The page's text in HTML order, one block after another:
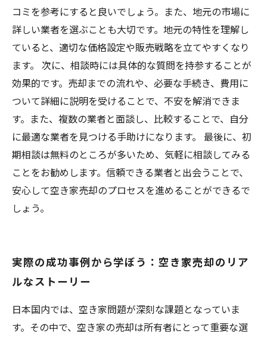
コミを参考にすると良いでしょう。また、地元の市場に
詳しい業者を選ぶことも大切です。地元の特性を理解し
ていると、適切な価格設定や販売戦略を立てやすくなり
ます。 次に、相談時には具体的な質問を持参することが
効果的です。売却までの流れや、必要な手続き、費用に
ついて詳細に説明を受けることで、不安を解消できま
す。また、複数の業者と面談し、比較することで、自分
に最適な業者を見つける手助けになります。 最後に、初
期相談は無料のところが多いため、気軽に相談してみる
ことをお勧めします。信頼できる業者と出会うことで、
安心して空き家売却のプロセスを進めることができるで
しょう。
実際の成功事例から学ぼう：空き家売却のリア
ルなストーリー
日本国内では、空き家問題が深刻な課題となっていま
す。その中で、空き家の売却は所有者にとって重要な選